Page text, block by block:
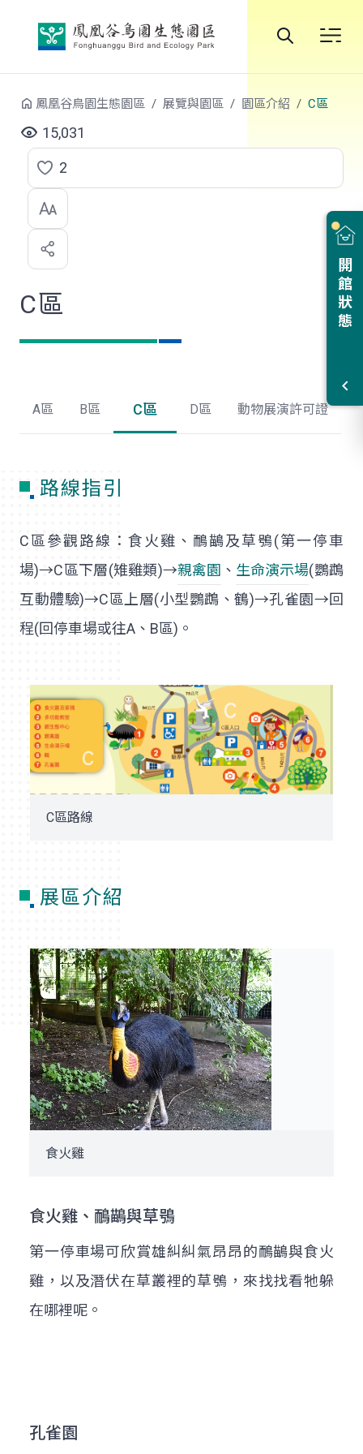
站
尋
開館狀態
鳳凰谷鳥園生態園區 展覽與園區 園區介紹 C區
15,031
點
選
喜
歡
2
C區
A區 B區 C區 D區 動物展演許可證
路線指引
C區參觀路線：食火雞、鴯鶓及草鴞(第一停車
場)→C區下層(雉雞類)→親禽園 、 生命演示場(鸚鵡
互動體驗)→C區上層(小型鸚鵡、鶴)→孔雀園→回
程(回停車場或往A、B區)。
C區路線
展區介紹
食火雞
食火雞、鴯鶓與草鴞
第一停車場可欣賞雄糾糾氣昂昂的鴯鶓與食火
雞，以及潛伏在草叢裡的草鴞，來找找看牠躲
在哪裡呢。
孔雀園